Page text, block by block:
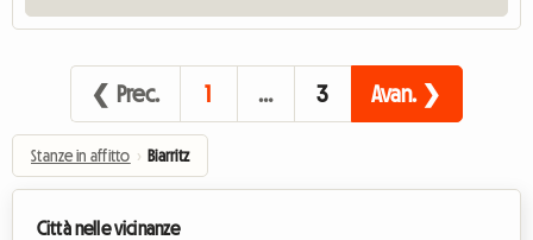
❮ Prec. 1 … 3 Avan. ❯
Stanze in affitto › Biarritz
Città nelle vicinanze